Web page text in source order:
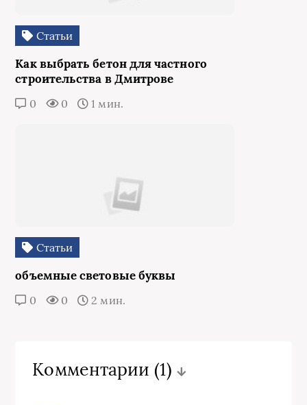
Статьи
Как выбрать бетон для частного
строительства в Дмитрове
0 0 1 мин.
Статьи
объемные световые буквы
0 0 2 мин.
Комментарии (1)